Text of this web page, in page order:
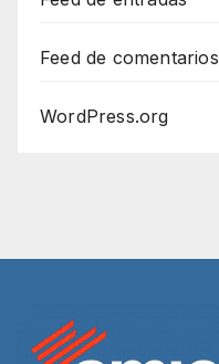
Feed de comentarios
WordPress.org